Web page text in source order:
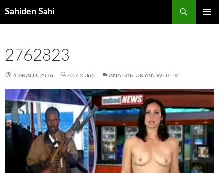
Sahiden Sahi
2762823
4 ARALIK 2016 487 × 366 ANADAN ÜRYAN WEB TV!